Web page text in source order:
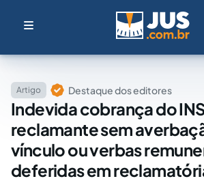
Artigo Destaque dos editores
Indevida cobrança do
reclamante sem
vínculo ou verbas
deferidas em